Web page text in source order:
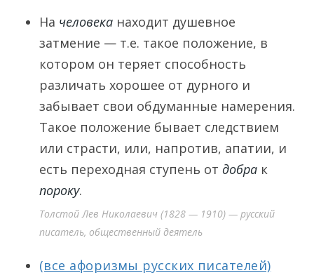
На человека находит душевное
затмение — т.е. такое положение, в
котором он теряет способность
различать хорошее от дурного и
забывает свои обдуманные намерения.
Такое положение бывает следствием
или страсти, или, напротив, апатии, и
есть переходная ступень от добра к
пороку.
Толстой Лев Николаевич (1828 — 1910) — русский
писатель, общественный деятель
(все афоризмы русских писателей)